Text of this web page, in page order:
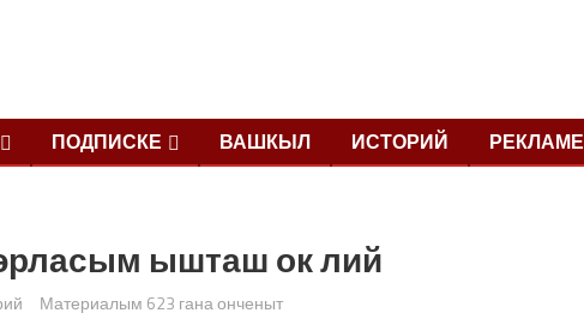
ПОДПИСКЕ ВАШКЫЛ ИСТОРИЙ РЕКЛАМЕ
ышташ ок лий
Материалым 623 гана онченыт